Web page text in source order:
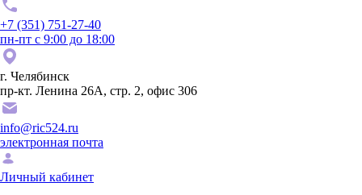
+7 (351) 751-27-40
пн-пт с 9:00 до 18:00
г. Челябинск
пр-кт. Ленина 26А, стр. 2, офис 306
info@ric524.ru
электронная почта
Личный кабинет